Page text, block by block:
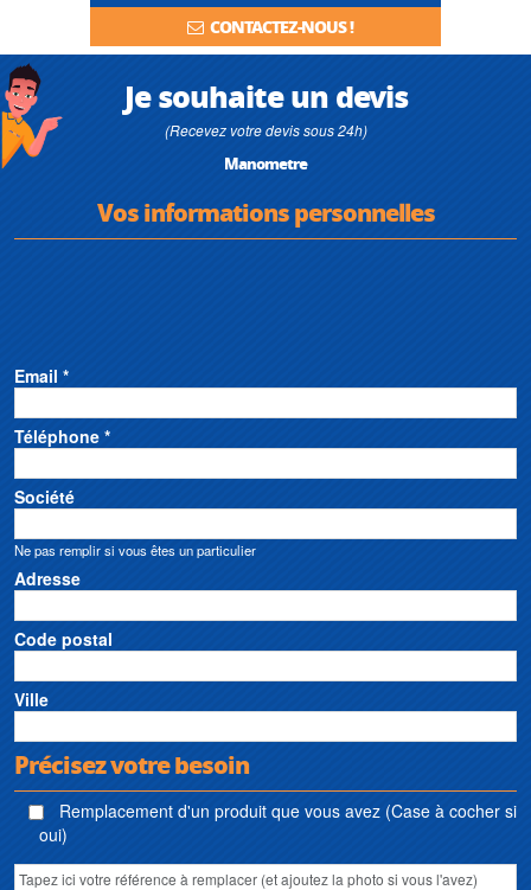
CONTACTEZ-NOUS !
Je souhaite un devis
(Recevez votre devis sous 24h)
Manometre
Vos informations personnelles
Email *
Téléphone *
Société
Ne pas remplir si vous êtes un particulier
Adresse
Code postal
Ville
Précisez votre besoin
Remplacement d'un produit que vous avez (Case à cocher si
oui)